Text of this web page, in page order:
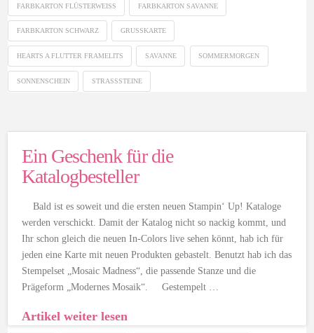
FARBKARTON FLÜSTERWEISS FARBKARTON SAVANNE
FARBKARTON SCHWARZ GRUSSKARTE
HEARTS A FLUTTER FRAMELITS SAVANNE SOMMERMORGEN
SONNENSCHEIN STRASSSTEINE
Ein Geschenk für die
Katalogbesteller
Bald ist es soweit und die ersten neuen Stampin‘ Up! Kataloge
werden verschickt. Damit der Katalog nicht so nackig kommt, und
Ihr schon gleich die neuen In-Colors live sehen könnt, hab ich für
jeden eine Karte mit neuen Produkten gebastelt. Benutzt hab ich das
Stempelset „Mosaic Madness“, die passende Stanze und die
Prägeform „Modernes Mosaik“. Gestempelt …
Artikel weiter lesen